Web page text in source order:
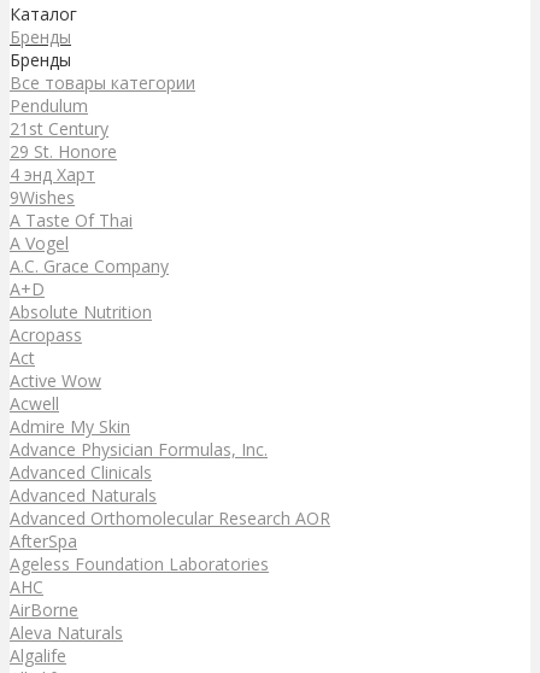
Каталог
Бренды
Бренды
Все товары категории
Pendulum
21st Century
29 St. Honore
4 энд Харт
9Wishes
A Taste Of Thai
A Vogel
A.C. Grace Company
A+D
Absolute Nutrition
Acropass
Act
Active Wow
Acwell
Admire My Skin
Advance Physician Formulas, Inc.
Advanced Clinicals
Advanced Naturals
Advanced Orthomolecular Research AOR
AfterSpa
Ageless Foundation Laboratories
AHC
AirBorne
Aleva Naturals
Algalife